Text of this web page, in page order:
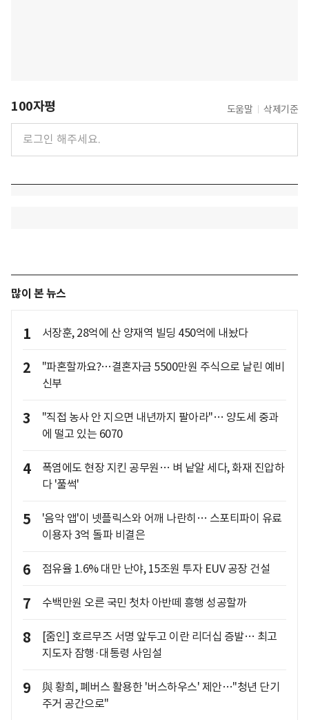
100자평 도움말 삭제기준
많이 본 뉴스
1 서장훈, 28억에 산 양재역 빌딩 450억에 내놨다
2
"파혼할까요?…결혼자금 5500만원 주식으로 날린 예비
신부
3
"직접 농사 안 지으면 내년까지 팔아라"… 양도세 중과
에 떨고 있는 6070
4
폭염에도 현장 지킨 공무원… 벼 낱알 세다, 화재 진압하
다 '풀썩'
5
'음악 앱'이 넷플릭스와 어깨 나란히… 스포티파이 유료
이용자 3억 돌파 비결은
6 점유율 1.6% 대만 난야, 15조원 투자 EUV 공장 건설
7 수백만원 오른 국민 첫차 아반떼 흥행 성공할까
8
[줌인] 호르무즈 서명 앞두고 이란 리더십 증발… 최고
지도자 잠행·대통령 사임설
9
與 황희, 폐버스 활용한 '버스하우스' 제안…"청년 단기
주거 공간으로"